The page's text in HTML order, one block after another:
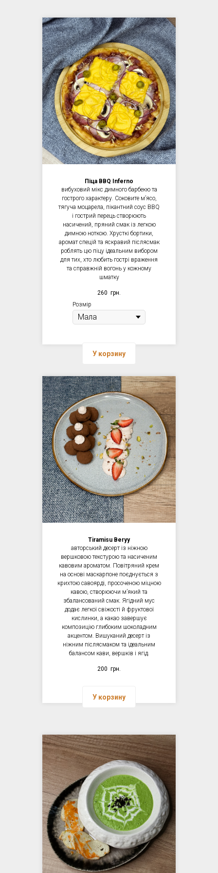
Піца BBQ Inferno
вибуховий мікс димного барбекю та
гострого характеру. Соковите мʼясо,
тягуча моцарела, пікантний соус BBQ
і гострий перець створюють
насичений, пряний смак із легкою
димною ноткою. Хрусткі бортики,
аромат спецій та яскравий післясмак
роблять цю піцу ідеальним вибором
для тих, хто любить гострі враження
та справжній вогонь у кожному
шматку
260 грн.
Розмір
У корзину
Tiramisu Beryy
авторський десерт із ніжною
вершковою текстурою та насиченим
кавовим ароматом. Повітряний крем
на основі маскарпоне поєднується з
крихтою савоярді, просоченою міцною
кавою, створюючи мʼякий та
збалансований смак. Ягідний мус
додає легкої свіжості й фруктової
кислинки, а какао завершує
композицію глибоким шоколадним
акцентом. Вишуканий десерт із
ніжним післясмаком та ідеальним
балансом кави, вершків і ягід.
200 грн.
У корзину